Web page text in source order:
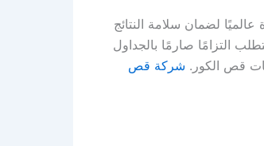
لضمان سلامة النتائج
التزامًا صارمًا بالجداول
قص الكور. شركة قص